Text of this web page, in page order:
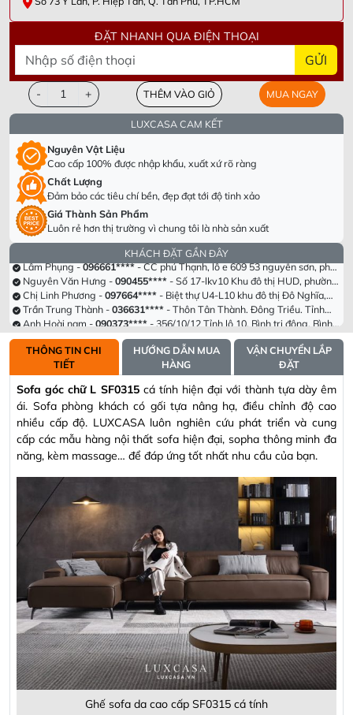
ĐẶT NHANH QUA ĐIỆN THOẠI
GỬI
- + THÊM VÀO GIỎ MUA NGAY
LUXCASA CAM KẾT
Nguyên Vật Liệu
Cao cấp 100% được nhập khẩu, xuất xứ rõ ràng
Chất Lượng
Đảm bảo các tiêu chí bền, đẹp đạt tới độ tinh xảo
Giá Thành Sản Phẩm
Luôn rẻ hơn thị trường vì chung tôi là nhà sản xuất
KHÁCH ĐẶT GẦN ĐÂY
Dương Văn Thắng -098305****- Tầng 40 Tòa HPC Lanmark Văn Khê,
Hà Đông, Hà Nội
Chị Hà Trương - 090955****
Tân, Hòa Thành, Tây Ninh
Lê Thị Hồng - 082693****
- Khu cc empire . Tháp linden .phường Thủ
Thiêm . Thành phố Thủ Đức. Tp Hồ chí minh
Hồ Anh Hải - 098339****
- Cổng Chào Novaworld Hồ Tràm-The
Tropicana, Ấp Bình hải, Xã Bình Châu, Huyện Xuyên Mộc, Tỉnh Bà Rịa
Vũng Tàu
096661****- CC phú Thạnh, lô e 609 53 nguyễn sơn, phú
thạnh , tân phú, hcm
Nguyên Văn Hưng -090455****- Số 17-lkv10 Khu đô thị HUD, phường
Trung Hưng, tx Sơn Tây, tp Hà Nội
Chị Linh Phương -097664****- Biệt thự U4-L10 khu đô thị Đô Nghĩa,
Hà Đông
Trần Trung Thành -036631**** - Thôn Tân Thành. Đông Triều. Tỉnh
Quảng Ninh
Anh Hoài nam -090373****- 356/10/12 Tỉnh lộ 10. Bình trị đông. Bình
tân , hcm
Phạm Thị Hồng Nga -092334****- Đường n1, Thung Lũng Xanh, KCN
Long Thành, ấp 5 xã An Phước, Long Thành, Đồng Nai
Dương Văn Thắng -098305****- Tầng 40 Tòa HPC Lanmark Văn Khê,
Hà Đông, Hà Nội
Chị Hà Trương -090955****- Số 63 Lạc Long Quân, Hiệp Định, Hiệp
Tân, Hòa Thành, Tây Ninh
Lê Thị Hồng -
- Khu cc empire . Tháp linden .phường Thủ
Thiêm . Thành phố Thủ Đức. Tp Hồ chí minh
Hồ Anh Hải -098339****- Cổng Chào Novaworld Hồ Tràm-The
Tropicana, Ấp Bình hải, Xã Bình Châu, Huyện Xuyên Mộc, Tỉnh Bà Rịa
Vũng Tàu
Lâm Phụng -096661****- CC phú Thạnh, lô e 609 53 nguyễn sơn, phú
thạnh , tân phú, hcm
Nguyên Văn Hưng -090455**** - Số 17-lkv10 Khu đô thị HUD, phường
Trung Hưng, tx Sơn Tây, tp Hà Nội
Chị Linh Phương - 097664****- Biệt thự U4-L10 khu đô thị Đô Nghĩa,
Hà Đông
Trần Trung Thành - 036631****- Thôn Tân Thành. Đông Triều. Tỉnh
Quảng Ninh
Anh Hoài nam - 090373****- 356/10/12 Tỉnh lộ 10. Bình trị đông. Bình
tân , hcm
Phạm Thị Hồng Nga -092334****- Đường n1, Thung Lũng Xanh, KCN
Long Thành, ấp 5 xã An Phước, Long Thành, Đồng Nai
THÔNG TIN CHI
TIẾT
HƯỚNG DẪN MUA
HÀNG
VẬN CHUYỂN LẮP
ĐẶT
Sofa góc chữ L SF0315cá tính hiện đại với thành tựa dày êm
ái. Sofa phòng khách có gối tựa nâng hạ, điều chỉnh độ cao
nhiều cấp độ. LUXCASA luôn nghiên cứu phát triển và cung
cấp các mẫu hàng nội thất sofa hiện đại, sopha thông minh đa
năng, kèm massage… để đáp ứng tốt nhất nhu cầu của bạn.
Ghế sofa da cao cấp SF0315 cá tính